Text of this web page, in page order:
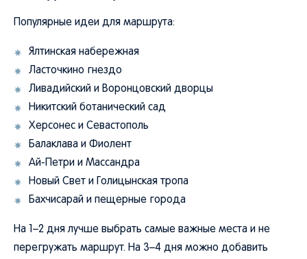
Популярные идеи для маршрута:
Ялтинская набережная
Ласточкино гнездо
Ливадийский и Воронцовский дворцы
Никитский ботанический сад
Херсонес и Севастополь
Балаклава и Фиолент
Ай-Петри и Массандра
Новый Свет и Голицынская тропа
Бахчисарай и пещерные города
На 1–2 дня лучше выбрать самые важные места и не
перегружать маршрут. На 3–4 дня можно добавить